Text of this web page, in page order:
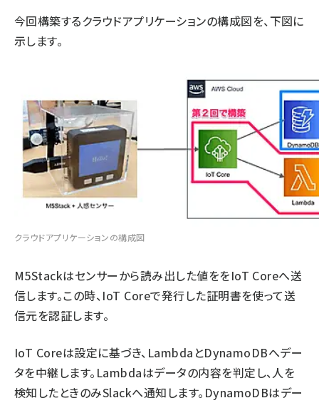
今回構築するクラウドアプリケーションの構成図を、下図に
示します。
クラウドアプリケーションの構成図
M5Stackはセンサーから読み出した値ををIoT Coreへ送
信します。この時、IoT Coreで発行した証明書を使って送
信元を認証します。
IoT Coreは設定に基づき、LambdaとDynamoDBへデー
タを中継します。Lambdaはデータの内容を判定し、人を
検知したときのみSlackへ通知します。DynamoDBはデー